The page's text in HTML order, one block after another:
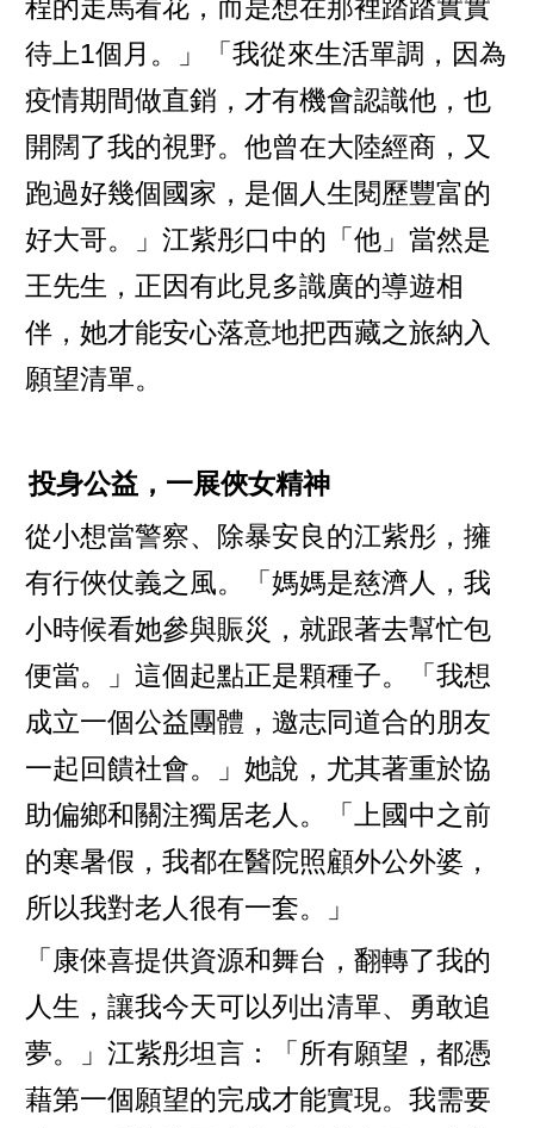
程的走馬看花，而是想在那裡踏踏實實
待上1個月。」「我從來生活單調，因為
疫情期間做直銷，才有機會認識他，也
開闊了我的視野。他曾在大陸經商，又
跑過好幾個國家，是個人生閱歷豐富的
好大哥。」江紫彤口中的「他」當然是
王先生，正因有此見多識廣的導遊相
伴，她才能安心落意地把西藏之旅納入
願望清單。
投身公益，一展俠女精神
從小想當警察、除暴安良的江紫彤，擁
有行俠仗義之風。「媽媽是慈濟人，我
小時候看她參與賑災，就跟著去幫忙包
便當。」這個起點正是顆種子。「我想
成立一個公益團體，邀志同道合的朋友
一起回饋社會。」她說，尤其著重於協
助偏鄉和關注獨居老人。「上國中之前
的寒暑假，我都在醫院照顧外公外婆，
所以我對老人很有一套。」
「康倈喜提供資源和舞台，翻轉了我的
人生，讓我今天可以列出清單、勇敢追
夢。」江紫彤坦言：「所有願望，都憑
藉第一個願望的完成才能實現。我需要